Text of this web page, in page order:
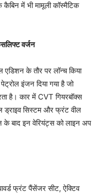
कैबिन में भी मामूली कॉस्मैटिक
वर्जन
के तौर पर लॉन्च किया
इंजन दिया गया है जो
है। कार में CVT गियरबॉक्स
ड्राइव सिस्टम और फ्रंट वील
के बाद इन वेरियंट्स को लाइन अप
फ्रंट पैंसेंजर सीट, ऐक्टिव